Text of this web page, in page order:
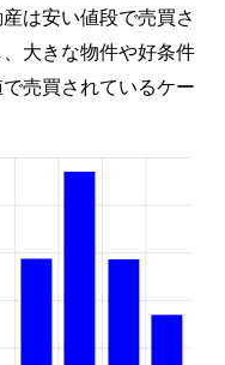
は安い値段で売買さ
大きな物件や好条件
売買されているケー